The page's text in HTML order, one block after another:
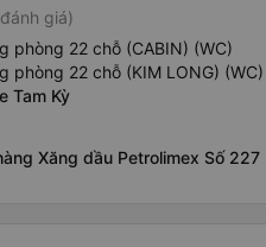
giá)
phòng 22 chỗ (CABIN) (WC)
phòng 22 chỗ (KIM LONG) (WC)
Tam Kỳ
Xăng dầu Petrolimex Số 227